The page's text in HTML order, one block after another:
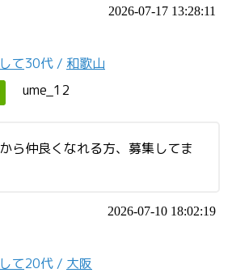
2026-07-17 13:28:11
て30代 / 和歌山
ume_12
ら仲良くなれる方、募集してま
2026-07-10 18:02:19
て20代 / 大阪